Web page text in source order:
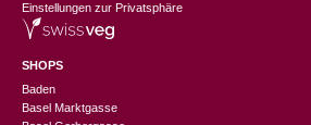
Einstellungen zur Privatsphäre
SHOPS
Baden
Basel Marktgasse